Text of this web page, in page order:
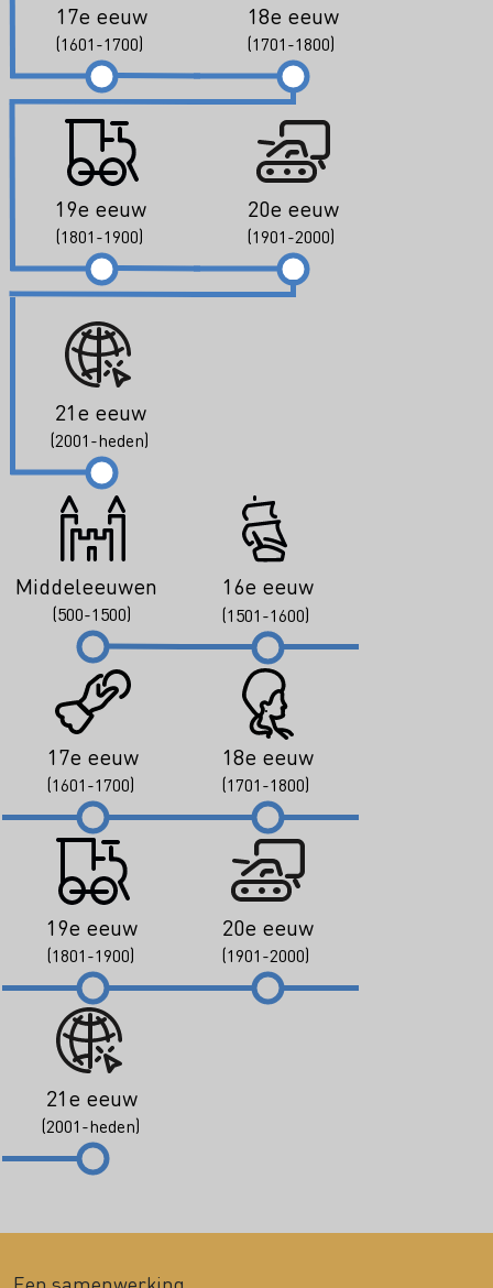
17e eeuw
(1601-1700)
18e eeuw
(1701-1800)
19e eeuw
(1801-1900)
20e eeuw
(1901-2000)
21e eeuw
(2001-heden)
Middeleeuwen
(500-1500)
16e eeuw
(1501-1600)
17e eeuw
(1601-1700)
18e eeuw
(1701-1800)
19e eeuw
(1801-1900)
20e eeuw
(1901-2000)
21e eeuw
(2001-heden)